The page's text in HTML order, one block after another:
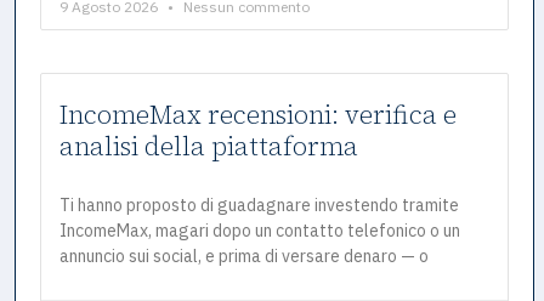
9 Agosto 2026 Nessun commento
IncomeMax recensioni: verifica e
analisi della piattaforma
Ti hanno proposto di guadagnare investendo tramite
IncomeMax, magari dopo un contatto telefonico o un
annuncio sui social, e prima di versare denaro — o